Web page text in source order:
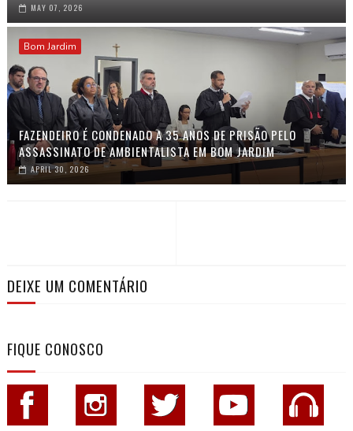
MAY 07, 2026
Bom Jardim
FAZENDEIRO É CONDENADO A 35 ANOS DE PRISÃO PELO
ASSASSINATO DE AMBIENTALISTA EM BOM JARDIM
APRIL 30, 2026
DEIXE UM COMENTÁRIO
FIQUE CONOSCO